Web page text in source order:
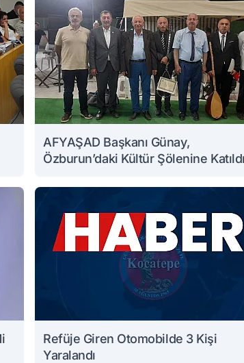
AFYAŞAD Başkanı Günay,
Özburun’daki Kültür Şölenine Katıldı
Refüje Giren Otomobilde 3 Kişi
Yaralandı